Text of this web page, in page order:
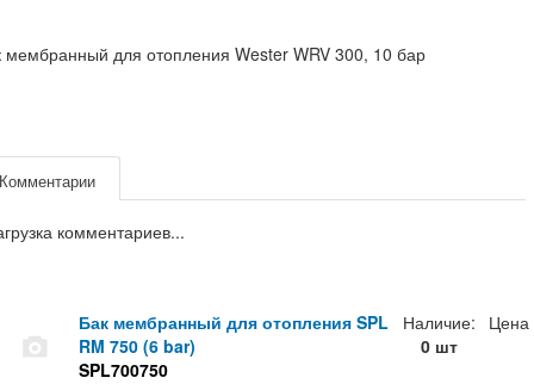
мембранный для отопления Wester WRV 300, 10 бар
комментариев...
Бак мембранный для отопления SPL
RM 750 (6 bar)
SPL700750
Наличие:
0 шт
Цена